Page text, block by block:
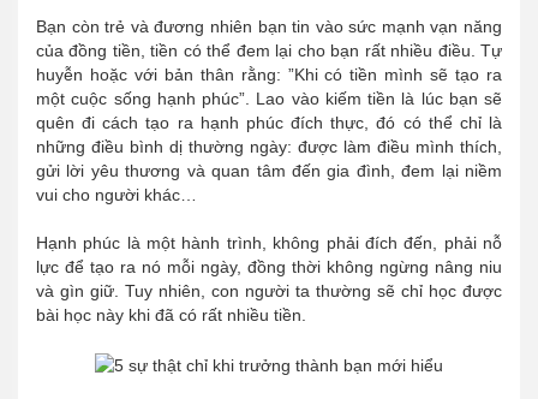
Bạn còn trẻ và đương nhiên bạn tin vào sức mạnh vạn năng
của đồng tiền, tiền có thể đem lại cho bạn rất nhiều điều. Tự
huyễn hoặc với bản thân rằng: ”Khi có tiền mình sẽ tạo ra
một cuộc sống hạnh phúc”. Lao vào kiếm tiền là lúc bạn sẽ
quên đi cách tạo ra hạnh phúc đích thực, đó có thể chỉ là
những điều bình dị thường ngày: được làm điều mình thích,
gửi lời yêu thương và quan tâm đến gia đình, đem lại niềm
vui cho người khác…
Hạnh phúc là một hành trình, không phải đích đến, phải nỗ
lực để tạo ra nó mỗi ngày, đồng thời không ngừng nâng niu
và gìn giữ. Tuy nhiên, con người ta thường sẽ chỉ học được
bài học này khi đã có rất nhiều tiền.